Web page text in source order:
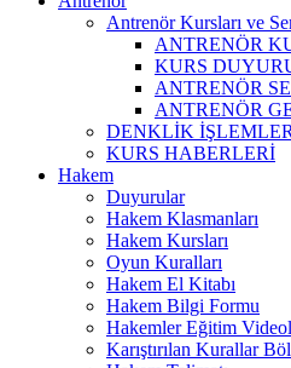
Antrenör Kursları ve
ANTRENÖR
KURS
ANTRENÖR
ANTRENÖR
DENKLİK
KURS HABERLERİ
Hakem
Duyurular
Hakem Klasmanları
Hakem Kursları
Oyun Kuralları
Hakem El Kitabı
Hakem Bilgi Formu
Hakemler Eğitim
Karıştırılan Kurallar